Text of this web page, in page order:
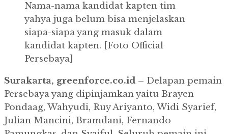
Nama-nama kandidat kapten tim
yahya juga belum bisa menjelaskan
siapa-siapa yang masuk dalam
kandidat kapten. [Foto Official
Persebaya]
Surakarta, greenforce.co.id – Delapan pemain
Persebaya yang dipinjamkan yaitu Brayen
Pondaag, Wahyudi, Ruy Ariyanto, Widi Syarief,
Julian Mancini, Bramdani, Fernando